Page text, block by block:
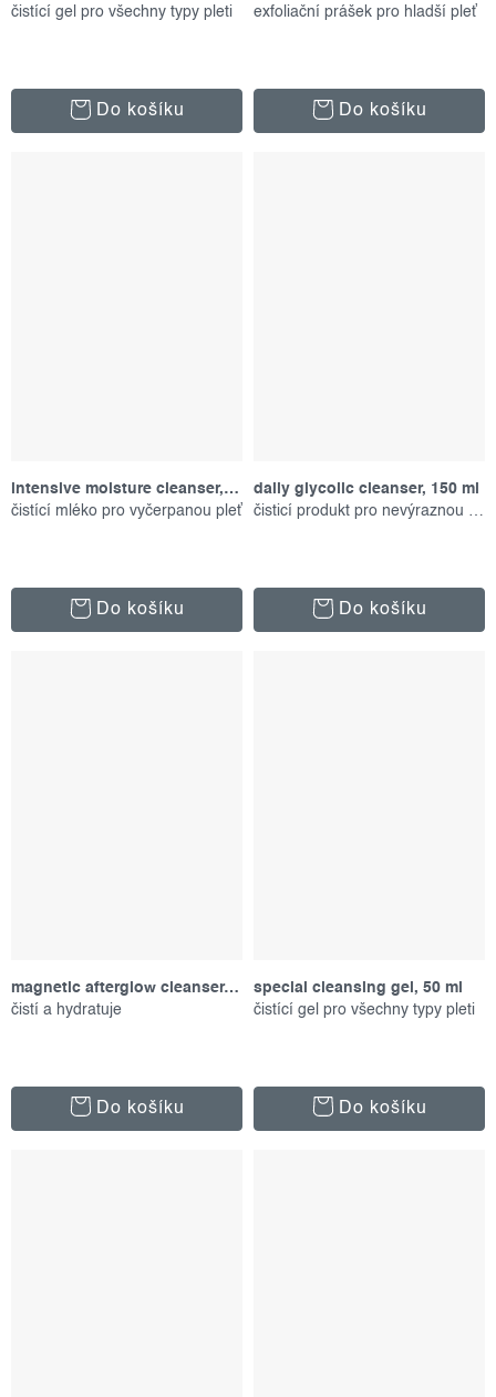
čistící gel pro všechny typy pleti
Do košíku
exfoliační prášek pro hladší pleť
Do košíku
intensive moisture cleanser, 150 ml
čistící mléko pro vyčerpanou pleť
Do košíku
daily glycolic cleanser, 150 ml
čisticí produkt pro nevýraznou pleť
Do košíku
magnetic afterglow cleanser, 150 ml
čistí a hydratuje
Do košíku
special cleansing gel, 50 ml
čistící gel pro všechny typy pleti
Do košíku